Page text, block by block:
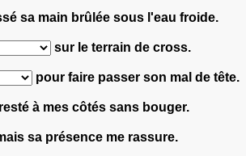
sa main brûlée sous l'eau froide.
sur le terrain de cross.
pour faire passer son mal de tête.
à mes côtés sans bouger.
sa présence me rassure.